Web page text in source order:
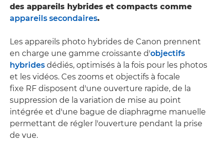
des appareils hybrides et compacts comme
appareils secondaires.
Les appareils photo hybrides de Canon prennent
en charge une gamme croissante d'objectifs
hybrides dédiés, optimisés à la fois pour les photos
et les vidéos. Ces zooms et objectifs à focale
fixe RF disposent d'une ouverture rapide, de la
suppression de la variation de mise au point
intégrée et d'une bague de diaphragme manuelle
permettant de régler l'ouverture pendant la prise
de vue.